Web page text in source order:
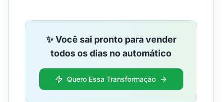
✨ Você sai pronto para vender
todos os dias no automático
Quero Essa Transformação